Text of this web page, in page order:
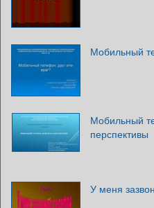
Мобильный
Мобильный
перспективы
У меня